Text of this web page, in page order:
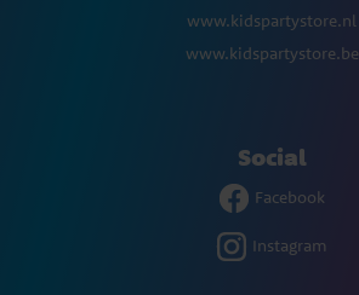
www.kidspartystore.nl
www.kidspartystore.be
Social
Facebook
Instagram